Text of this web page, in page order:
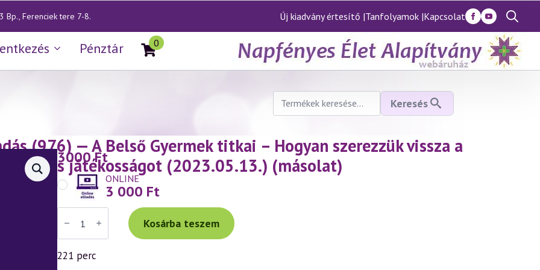
Bp., Ferenciek tere 7-8. Új kiadvány értesítő |Tanfolyamok |Kapcsolat
Search
for:
Pénztár 0
Keresés
következőre:
Keresés
(976) — A Belső Gyermek titkai – Hogyan szerezzük vissza a
és játékosságot (2023.05.13.) (másolat)
3000Ft
ONLINE
3 000 Ft
Váradi
Tibor
ISMÉTLŐ
előadás
(976)
—
Kosárba teszem
221 perc